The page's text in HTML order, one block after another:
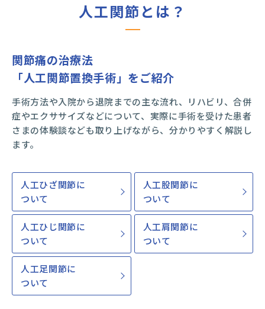
人工関節とは？
人工ひざ関節に
ついて
人工股関節に
ついて
人工ひじ関節に
ついて
人工肩関節に
ついて
人工足関節に
ついて
関節痛の治療法
「人工関節置換手術」をご紹介
手術方法や入院から退院までの主な流れ、リハビリ、合併
症やエクササイズなどについて、実際に手術を受けた患者
さまの体験談なども取り上げながら、分かりやすく解説し
ます。